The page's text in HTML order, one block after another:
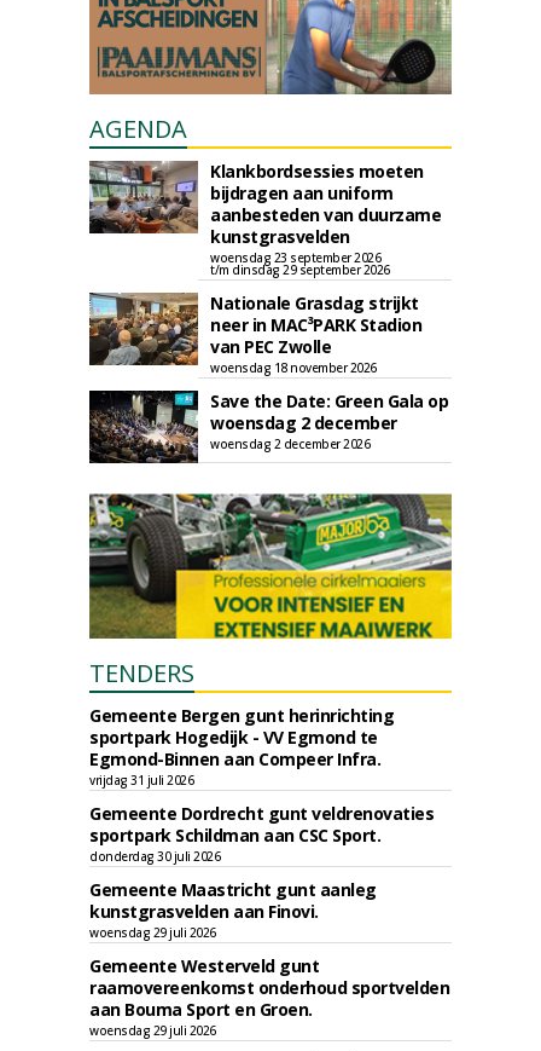
AGENDA
Klankbordsessies moeten
bijdragen aan uniform
aanbesteden van duurzame
kunstgrasvelden
woensdag 23 september 2026
t/m dinsdag 29 september 2026
Nationale Grasdag strijkt
neer in MAC³PARK Stadion
van PEC Zwolle
woensdag 18 november 2026
Save the Date: Green Gala op
woensdag 2 december
woensdag 2 december 2026
TENDERS
Gemeente Bergen gunt herinrichting
sportpark Hogedijk - VV Egmond te
Egmond-Binnen aan Compeer Infra.
vrijdag 31 juli 2026
Gemeente Dordrecht gunt veldrenovaties
sportpark Schildman aan CSC Sport.
donderdag 30 juli 2026
Gemeente Maastricht gunt aanleg
kunstgrasvelden aan Finovi.
woensdag 29 juli 2026
Gemeente Westerveld gunt
raamovereenkomst onderhoud sportvelden
aan Bouma Sport en Groen.
woensdag 29 juli 2026